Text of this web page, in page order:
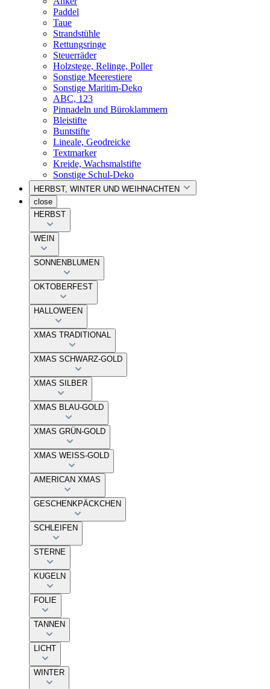
Paddel
Taue
Strandstühle
Rettungsringe
Steuerräder
Holzstege, Relinge, Poller
Sonstige Meerestiere
Sonstige Maritim-Deko
ABC, 123
Pinnadeln und Büroklammern
Bleistifte
Buntstifte
Lineale, Geodreicke
Textmarker
Kreide, Wachsmalstifte
Sonstige Schul-Deko
HERBST, WINTER UND WEIHNACHTEN
close
HERBST
WEIN
SONNENBLUMEN
OKTOBERFEST
HALLOWEEN
XMAS TRADITIONAL
XMAS SCHWARZ-GOLD
XMAS SILBER
XMAS BLAU-GOLD
XMAS GRÜN-GOLD
XMAS WEISS-GOLD
AMERICAN XMAS
GESCHENKPÄCKCHEN
SCHLEIFEN
STERNE
KUGELN
FOLIE
TANNEN
LICHT
WINTER